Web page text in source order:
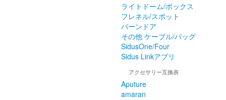
ライトドーム/ボックス
フレネル/スポット
バーンドア
その他 ケーブル/バッグ
SidusOne/Four
Sidus Linkアプリ
アクセサリー互換表
Aputure
amaran